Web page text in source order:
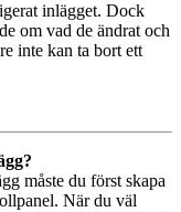
inlägget. Dock
om vad de ändrat och
inte kan ta bort ett
måste du först skapa
När du väl